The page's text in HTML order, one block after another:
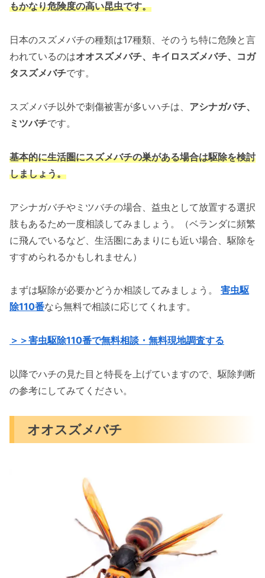
もかなり危険度の高い昆虫です。
日本のスズメバチの種類は17種類、そのうち特に危険と言
われているのはオオスズメバチ、キイロスズメバチ、コガ
タスズメバチです。
スズメバチ以外で刺傷被害が多いハチは、 アシナガバチ、
ミツバチです。
基本的に生活圏にスズメバチの巣がある場合は駆除を検討
しましょう。
アシナガバチやミツバチの場合、益虫として放置する選択
肢もあるため一度相談してみましょう。（ベランダに頻繁
に飛んでいるなど、生活圏にあまりにも近い場合、駆除を
すすめられるかもしれません）
まずは駆除が必要かどうか相談してみましょう。 害虫駆
除110番なら無料で相談に応じてくれます。
＞＞害虫駆除110番で無料相談・無料現地調査する
以降でハチの見た目と特長を上げていますので、駆除判断
の参考にしてみてください。
オオスズメバチ